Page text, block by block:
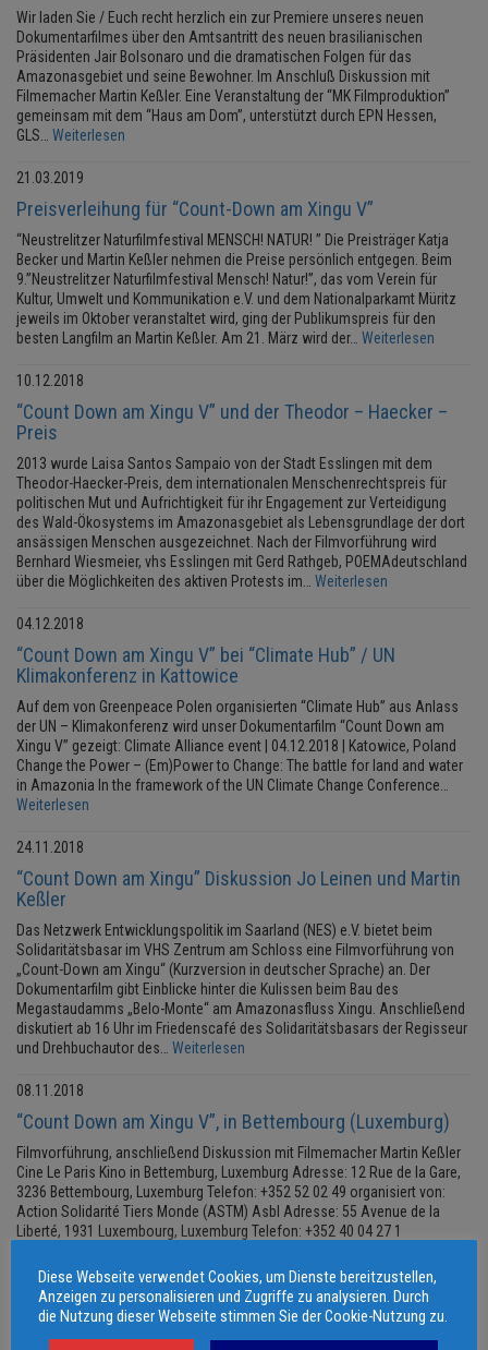
Wir laden Sie / Euch recht herzlich ein zur Premiere unseres neuen
Dokumentarfilmes über den Amtsantritt des neuen brasilianischen
Präsidenten Jair Bolsonaro und die dramatischen Folgen für das
Amazonasgebiet und seine Bewohner. Im Anschluß Diskussion mit
Filmemacher Martin Keßler. Eine Veranstaltung der “MK Filmproduktion”
gemeinsam mit dem “Haus am Dom”, unterstützt durch EPN Hessen,
GLS… Weiterlesen
21.03.2019
Preisverleihung für “Count-Down am Xingu V”
“Neustrelitzer Naturfilmfestival MENSCH! NATUR! ” Die Preisträger Katja
Becker und Martin Keßler nehmen die Preise persönlich entgegen. Beim
9.”Neustrelitzer Naturfilmfestival Mensch! Natur!”, das vom Verein für
Kultur, Umwelt und Kommunikation e.V. und dem Nationalparkamt Müritz
jeweils im Oktober veranstaltet wird, ging der Publikumspreis für den
besten Langfilm an Martin Keßler. Am 21. März wird der… Weiterlesen
10.12.2018
“Count Down am Xingu V” und der Theodor – Haecker –
Preis
2013 wurde Laisa Santos Sampaio von der Stadt Esslingen mit dem
Theodor-Haecker-Preis, dem internationalen Menschenrechtspreis für
politischen Mut und Aufrichtigkeit für ihr Engagement zur Verteidigung
des Wald-Ökosystems im Amazonasgebiet als Lebensgrundlage der dort
ansässigen Menschen ausgezeichnet. Nach der Filmvorführung wird
Bernhard Wiesmeier, vhs Esslingen mit Gerd Rathgeb, POEMAdeutschland
über die Möglichkeiten des aktiven Protests im… Weiterlesen
04.12.2018
“Count Down am Xingu V” bei “Climate Hub” / UN
Klimakonferenz in Kattowice
Auf dem von Greenpeace Polen organisierten “Climate Hub” aus Anlass
der UN – Klimakonferenz wird unser Dokumentarfilm “Count Down am
Xingu V” gezeigt: Climate Alliance event | 04.12.2018 | Katowice, Poland
Change the Power – (Em)Power to Change: The battle for land and water
in Amazonia In the framework of the UN Climate Change Conference…
Weiterlesen
24.11.2018
“Count Down am Xingu” Diskussion Jo Leinen und Martin
Keßler
Das Netzwerk Entwicklungspolitik im Saarland (NES) e.V. bietet beim
Solidaritätsbasar im VHS Zentrum am Schloss eine Filmvorführung von
„Count-Down am Xingu“ (Kurzversion in deutscher Sprache) an. Der
Dokumentarfilm gibt Einblicke hinter die Kulissen beim Bau des
Megastaudamms „Belo-Monte“ am Amazonasfluss Xingu. Anschließend
diskutiert ab 16 Uhr im Friedenscafé des Solidaritätsbasars der Regisseur
und Drehbuchautor des… Weiterlesen
08.11.2018
“Count Down am Xingu V”, in Bettembourg (Luxemburg)
Filmvorführung, anschließend Diskussion mit Filmemacher Martin Keßler
Cine Le Paris Kino in Bettemburg, Luxemburg Adresse: 12 Rue de la Gare,
3236 Bettembourg, Luxemburg Telefon: +352 52 02 49 organisiert von:
Action Solidarité Tiers Monde (ASTM) Asbl Adresse: 55 Avenue de la
Liberté, 1931 Luxembourg, Luxemburg Telefon: +352 40 04 27 1
07.11.2018
“Count Down am Xingu V” in Diekirch / Luxemburg
Filmvorführung, anschließend Diskussion mit Filmemacher Martin Keßler
Diese Webseite verwendet Cookies, um Dienste bereitzustellen,
Anzeigen zu personalisieren und Zugriffe zu analysieren. Durch
die Nutzung dieser Webseite stimmen Sie der Cookie-Nutzung zu.